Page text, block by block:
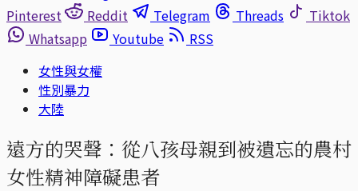
Pinterest
Reddit Telegram Threads
Tiktok
Whatsapp
Youtube
RSS
女性與女權
性別暴力
大陸
遠方的哭聲：從八孩母親到被遺忘的農村
女性精神障礙患者